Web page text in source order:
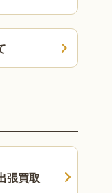
張買取